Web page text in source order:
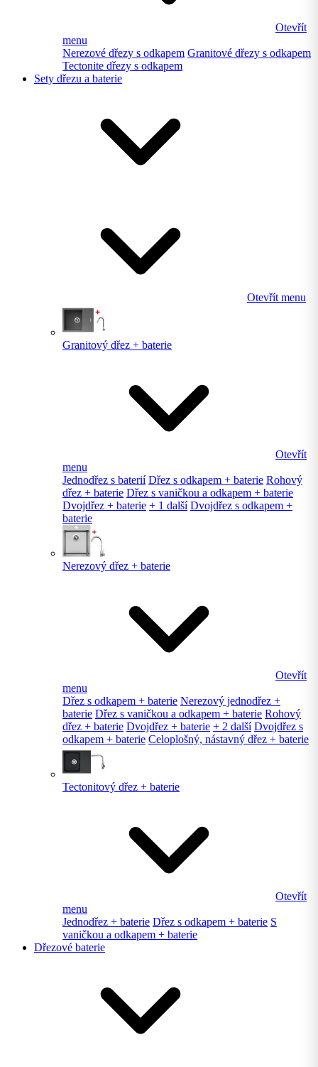
Otevřít
menu
Nerezové dřezy s odkapem Granitové dřezy s odkapem
Tectonite dřezy s odkapem
Sety dřezu a baterie
Otevřít menu
Granitový dřez + baterie
Otevřít
menu
Jednodřez s baterií Dřez s odkapem + baterie Rohový
dřez + baterie Dřez s vaničkou a odkapem + baterie
Dvojdřez + baterie + 1 další Dvojdřez s odkapem +
baterie
Nerezový dřez + baterie
Otevřít
menu
Dřez s odkapem + baterie Nerezový jednodřez +
baterie Dřez s vaničkou a odkapem + baterie Rohový
dřez + baterie Dvojdřez + baterie + 2 další Dvojdřez s
odkapem + baterie Celoplošný, nástavný dřez + baterie
Tectonitový dřez + baterie
Otevřít
menu
Jednodřez + baterie Dřez s odkapem + baterie S
vaničkou a odkapem + baterie
Dřezové baterie